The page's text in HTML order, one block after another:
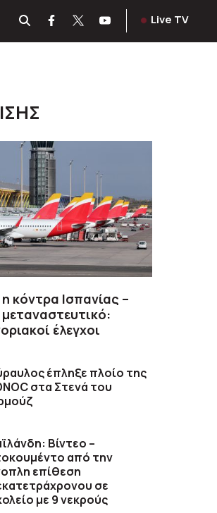
Live TV
κόντρα Ισπανίας –
μεταναστευτικό:
έλεγχοι
έπληξε πλοίο της
στα Στενά του
Βίντεο –
από την
επίθεση
σε
με 9 νεκρούς